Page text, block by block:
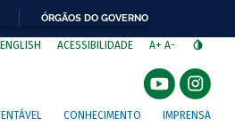
ÓRGÃOS DO GOVERNO
ENGLISH ACESSIBILIDADE A+ A-
CONHECIMENTO IMPRENSA